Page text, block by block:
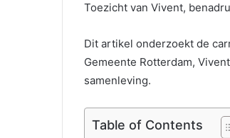
Toezicht van Vivent,
Dit artikel onderzoekt de
Gemeente Rotterdam,
samenleving.
Table of Contents